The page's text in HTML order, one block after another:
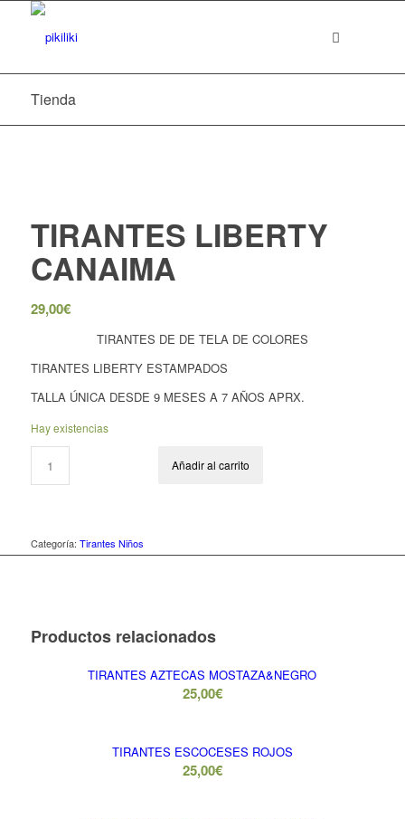
Tienda
TIRANTES LIBERTY
CANAIMA
29,00€
TIRANTES DE DE TELA DE COLORES
TIRANTES LIBERTY ESTAMPADOS
TALLA ÚNICA DESDE 9 MESES A 7 AÑOS APRX.
Hay existencias
Añadir al carrito
Categoría: Tirantes Niños
Productos relacionados
TIRANTES AZTECAS MOSTAZA&NEGRO
25,00€
TIRANTES ESCOCESES ROJOS
25,00€